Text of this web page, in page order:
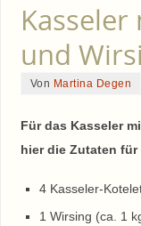
und
Von Martina Degen
Für das Kasseler
hier die Zutaten für
4 Kasseler-
1 Wirsing (ca. 1